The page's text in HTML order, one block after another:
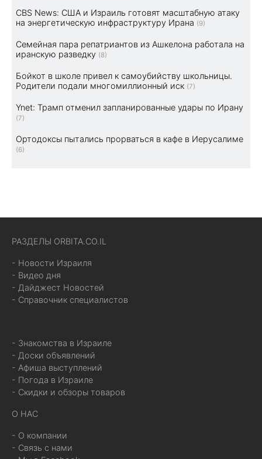
CBS News: США и Израиль готовят масштабную атаку
на энергетическую инфраструктуру Ирана (9)
Семейная пара репатриантов из Ашкелона работала на
иранскую разведку (8)
Бойкот в школе привел к самоубийству школьницы.
Родители подали многомиллионный иск (7)
Ynet: Трамп отменил запланированные удары по Ирану
(7)
Ортодоксы пытались прорваться в кафе в Иерусалиме
(6)
РАЗДЕЛЫ ORBITA.CO.IL
- Новости Израиля
- Видео дня
- Дайджест Новостей
- Справочник специалистов
- Знакомства в Израиле
- Доски объявлений
- Афиша выступлений
- Погода в Израиле
- Скидки и обзоры товаров
О НАС
- О компании
- Связь с нами